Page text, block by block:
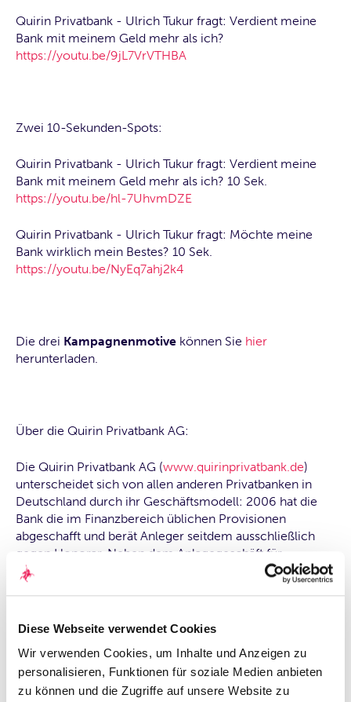
Diese Webseite verwendet Cookies
Wir verwenden Cookies, um Inhalte und Anzeigen zu
personalisieren, Funktionen für soziale Medien anbieten
zu können und die Zugriffe auf unsere Website zu
Quirin Privatbank - Ulrich Tukur fragt: Verdient meine
Bank mit meinem Geld mehr als ich?
https://youtu.be/9jL7VrVTHBA
Zwei 10-Sekunden-Spots:
Quirin Privatbank - Ulrich Tukur fragt: Verdient meine
Bank mit meinem Geld mehr als ich? 10 Sek.
https://youtu.be/hl-7UhvmDZE
Quirin Privatbank - Ulrich Tukur fragt: Möchte meine
Bank wirklich mein Bestes? 10 Sek.
https://youtu.be/NyEq7ahj2k4
Die drei Kampagnenmotive können Sie hier
herunterladen.
Über die Quirin Privatbank AG:
Die Quirin Privatbank AG (www.quirinprivatbank.de)
unterscheidet sich von allen anderen Privatbanken in
Deutschland durch ihr Geschäftsmodell: 2006 hat die
Bank die im Finanzbereich üblichen Provisionen
abgeschafft und berät Anleger seitdem ausschließlich
gegen Honorar. Neben dem Anlagegeschäft für
Privatkunden wird der Unternehmenserfolg durch einen
zweiten Geschäftsbereich getragen, die Beratung
Finanzierungsmaßnahmen auf Eigen- und
Privatbank ist 1998 gegründet worden und hat ihren
Hauptsitz in Berlin. Das Institut betreut gegenwärtig
mehr als 3 Milliarden Euro an Kundenvermögen. Im